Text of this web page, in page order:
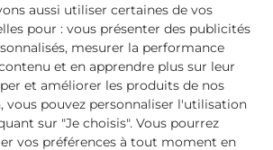
les
Intensifie
avis
Chaussettes
réutilisables booster
d’hydratation
Maximisent l’efficacité du
Sérum mains & pieds
364avis
aussi utiliser certaines de vos
pour : vous présenter des publicités
mesurer la performance
et en apprendre plus sur leur
et améliorer les produits de nos
vous pouvez personnaliser l'utilisation
sur "Je choisis". Vous pourrez
vos préférences à tout moment en